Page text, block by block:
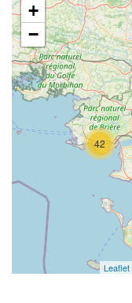
42
+
−
Leaflet